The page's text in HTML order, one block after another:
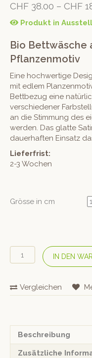
CHF 38.00 – CHF
Produkt in
Bio Bettwäsche
Pflanzenmotiv
Eine hochwertige
mit edlem
Bettbezug eine
verschiedener
an die Stimmung des
werden. Das glatte
dauerhaften Einsatz
Lieferfrist:
2-3 Wochen
Grösse in cm
COTONEA
Bio
Bettwäsche
«Wiesenglück»
IN DEN
Vergleichen
Beschreibung
Zusätzliche